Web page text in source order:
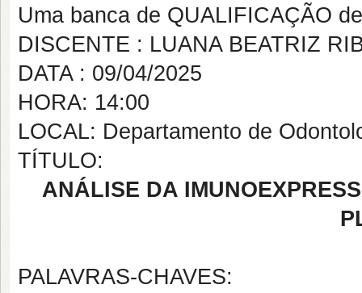
Uma banca de QUALIFICAÇÃO
DISCENTE : LUANA BEATRIZ
DATA : 09/04/2025
HORA: 14:00
LOCAL: Departamento de
TÍTULO:
ANÁLISE DA
PALAVRAS-CHAVES: